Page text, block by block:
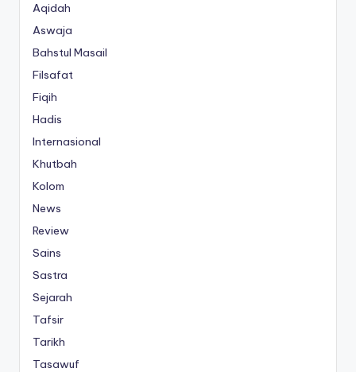
Aqidah
Aswaja
Bahstul Masail
Filsafat
Fiqih
Hadis
Internasional
Khutbah
Kolom
News
Review
Sains
Sastra
Sejarah
Tafsir
Tarikh
Tasawuf